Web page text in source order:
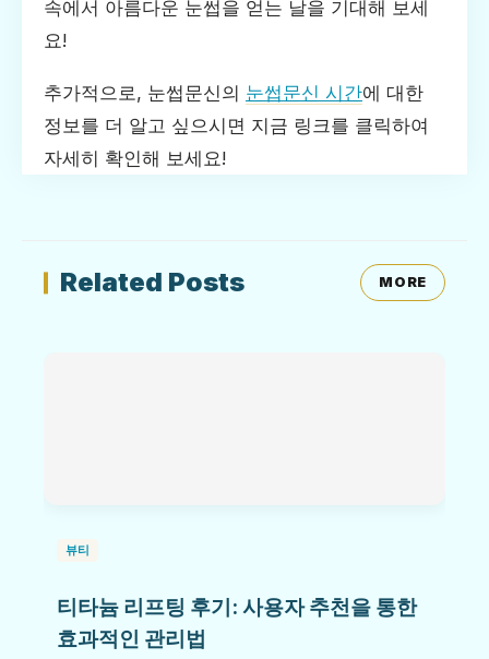
속에서 아름다운 눈썹을 얻는 날을 기대해 보세
요!
추가적으로, 눈썹문신의 눈썹문신 시간에 대한
정보를 더 알고 싶으시면 지금 링크를 클릭하여
자세히 확인해 보세요!
Related Posts MORE
뷰티
티타늄 리프팅 후기: 사용자 추천을 통한
효과적인 관리법